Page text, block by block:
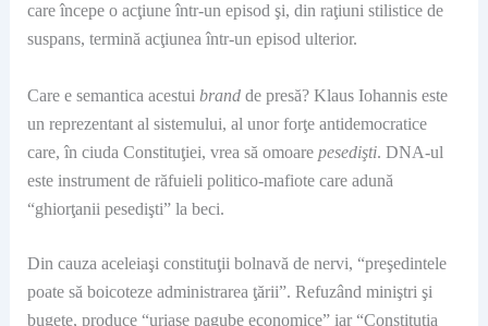
care începe o acţiune într-un episod şi, din raţiuni stilistice de
suspans, termină acţiunea într-un episod ulterior.
Care e semantica acestui brandde presă? Klaus Iohannis este
un reprezentant al sistemului, al unor forţe antidemocratice
care, în ciuda Constituţiei, vrea să omoare pesedişti. DNA-ul
este instrument de răfuieli politico-mafiote care adună
“ghiorţanii pesedişti” la beci.
Din cauza aceleiaşi constituţii bolnavă de nervi, “preşedintele
poate să boicoteze administrarea ţării”. Refuzând miniştri şi
bugete, produce “uriaşe pagube economice” iar “Constituţia